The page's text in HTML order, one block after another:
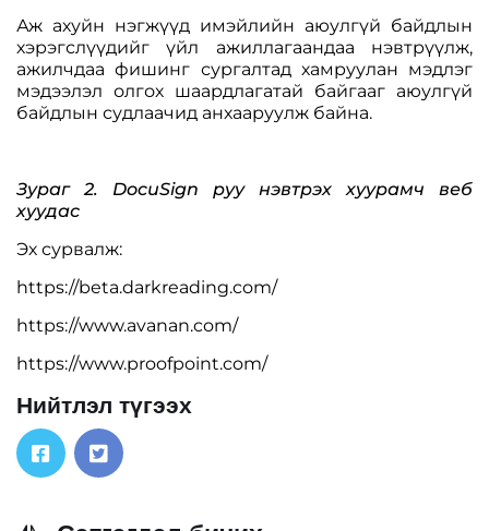
Аж ахуйн нэгжүүд имэйлийн аюулгүй байдлын
хэрэгслүүдийг үйл ажиллагаандаа нэвтрүүлж,
ажилчдаа фишинг сургалтад хамруулан мэдлэг
мэдээлэл олгох шаардлагатай байгааг аюулгүй
байдлын судлаачид анхааруулж байна.
Зураг 2. DocuSign руу нэвтрэх хуурамч веб
хуудас
Эх сурвалж:
https://beta.darkreading.com/
https://www.avanan.com/
https://www.proofpoint.com/
Нийтлэл түгээх